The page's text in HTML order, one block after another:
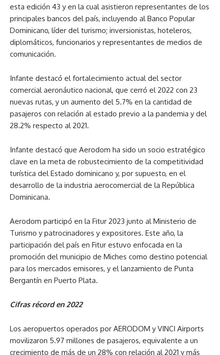
esta edición 43 y en la cual asistieron representantes de los
principales bancos del país, incluyendo al Banco Popular
Dominicano, líder del turismo; inversionistas, hoteleros,
diplomáticos, funcionarios y representantes de medios de
comunicación.
Infante destacó el fortalecimiento actual del sector
comercial aeronáutico nacional, que cerró el 2022 con 23
nuevas rutas, y un aumento del 5.7% en la cantidad de
pasajeros con relación al estado previo a la pandemia y del
28.2% respecto al 2021.
Infante destacó que Aerodom ha sido un socio estratégico
clave en la meta de robustecimiento de la competitividad
turística del Estado dominicano y, por supuesto, en el
desarrollo de la industria aerocomercial de la República
Dominicana.
Aerodom participó en la Fitur 2023 junto al Ministerio de
Turismo y patrocinadores y expositores. Este año, la
participación del país en Fitur estuvo enfocada en la
promoción del municipio de Miches como destino potencial
para los mercados emisores, y el lanzamiento de Punta
Bergantín en Puerto Plata.
Cifras récord en 2022
Los aeropuertos operados por AERODOM y VINCI Airports
movilizaron 5.97 millones de pasajeros, equivalente a un
crecimiento de más de un 28% con relación al 2021 y más